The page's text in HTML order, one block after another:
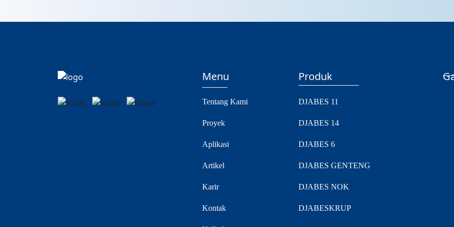
Menu
Tentang Kami
Proyek
Aplikasi
Artikel
Karir
Kontak
Produk
DJABES 11
DJABES 14
DJABES 6
DJABES GENTENG
DJABES NOK
DJABESKRUP